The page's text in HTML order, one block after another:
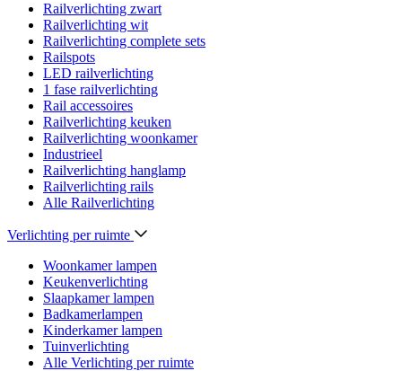
Railverlichting zwart
Railverlichting wit
Railverlichting complete sets
Railspots
LED railverlichting
1 fase railverlichting
Rail accessoires
Railverlichting keuken
Railverlichting woonkamer
Industrieel
Railverlichting hanglamp
Railverlichting rails
Alle Railverlichting
Verlichting per ruimte
Woonkamer lampen
Keukenverlichting
Slaapkamer lampen
Badkamerlampen
Kinderkamer lampen
Tuinverlichting
Alle Verlichting per ruimte